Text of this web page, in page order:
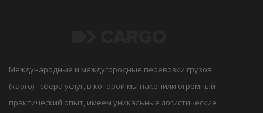
Международные и междугородные перевозки грузов
(карго) - сфера услуг, в которой мы накопили огромный
практический опыт, имеем уникальные логистические